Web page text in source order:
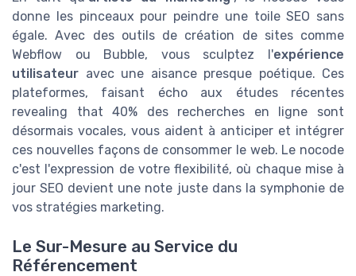
donne les pinceaux pour peindre une toile SEO sans
égale. Avec des outils de création de sites comme
Webflow ou Bubble, vous sculptez l'expérience
utilisateur avec une aisance presque poétique. Ces
plateformes, faisant écho aux études récentes
revealing that 40% des recherches en ligne sont
désormais vocales, vous aident à anticiper et intégrer
ces nouvelles façons de consommer le web. Le nocode
c'est l'expression de votre flexibilité, où chaque mise à
jour SEO devient une note juste dans la symphonie de
vos stratégies marketing.
Le Sur-Mesure au Service du
Référencement